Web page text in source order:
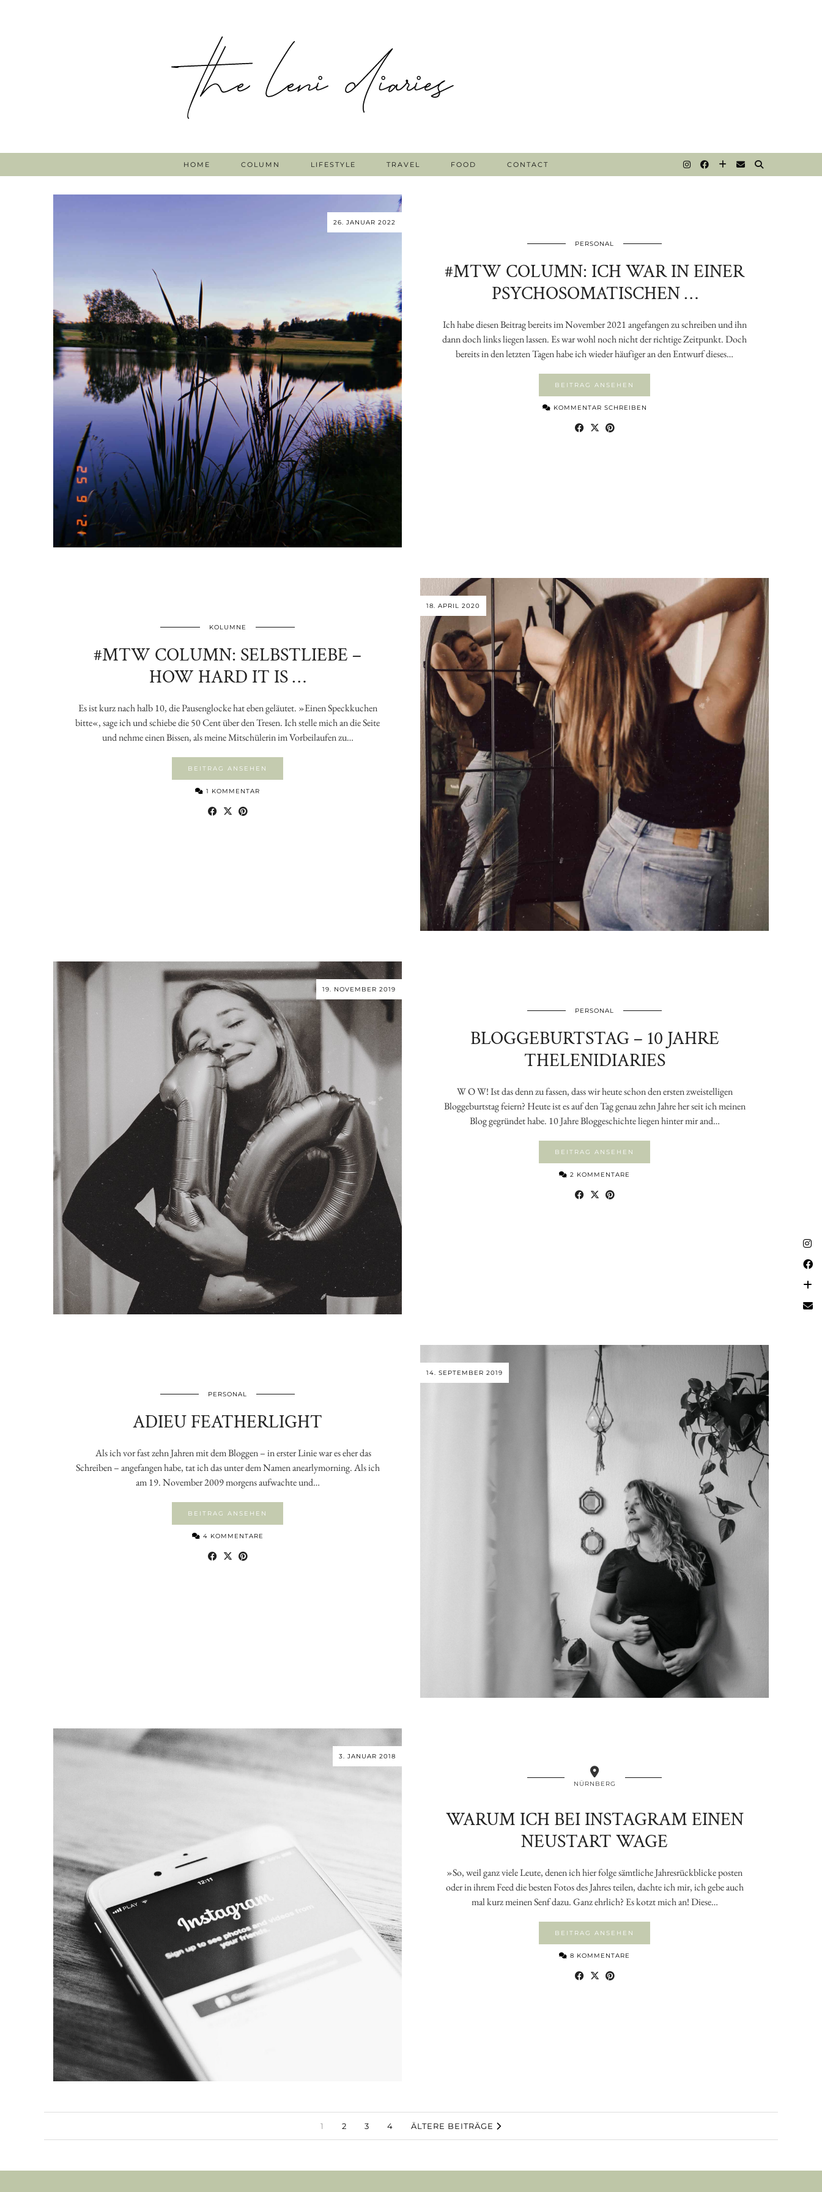
HOME COLUMN LIFESTYLE TRAVEL FOOD CONTACT
26. JANUAR 2022
PERSONAL
#MTW COLUMN: ICH WAR IN EINER
PSYCHOSOMATISCHEN …
Ich habe diesen Beitrag bereits im November 2021 angefangen zu schreiben und ihn
dann doch links liegen lassen. Es war wohl noch nicht der richtige Zeitpunkt. Doch
bereits in den letzten Tagen habe ich wieder häufiger an den Entwurf dieses…
BEITRAG ANSEHEN
KOMMENTAR SCHREIBEN
18. APRIL 2020
KOLUMNE
#MTW COLUMN: SELBSTLIEBE –
HOW HARD IT IS …
Es ist kurz nach halb 10, die Pausenglocke hat eben geläutet. »Einen Speckkuchen
bitte«, sage ich und schiebe die 50 Cent über den Tresen. Ich stelle mich an die Seite
und nehme einen Bissen, als meine Mitschülerin im Vorbeilaufen zu…
BEITRAG ANSEHEN
1 KOMMENTAR
19. NOVEMBER 2019
PERSONAL
BLOGGEBURTSTAG – 10 JAHRE
THELENIDIARIES
W O W! Ist das denn zu fassen, dass wir heute schon den ersten zweistelligen
Bloggeburtstag feiern? Heute ist es auf den Tag genau zehn Jahre her seit ich meinen
Blog gegründet habe. 10 Jahre Bloggeschichte liegen hinter mir and…
BEITRAG ANSEHEN
2 KOMMENTARE
14. SEPTEMBER 2019
PERSONAL
ADIEU FEATHERLIGHT
Als ich vor fast zehn Jahren mit dem Bloggen – in erster Linie war es eher das
Schreiben – angefangen habe, tat ich das unter dem Namen anearlymorning. Als ich
am 19. November 2009 morgens aufwachte und…
BEITRAG ANSEHEN
4 KOMMENTARE
3. JANUAR 2018
NÜRNBERG
WARUM ICH BEI INSTAGRAM EINEN
NEUSTART WAGE
»So, weil ganz viele Leute, denen ich hier folge sämtliche Jahresrückblicke posten
oder in ihrem Feed die besten Fotos des Jahres teilen, dachte ich mir, ich gebe auch
mal kurz meinen Senf dazu. Ganz ehrlich? Es kotzt mich an! Diese…
BEITRAG ANSEHEN
8 KOMMENTARE
1 2 3 4 ÄLTERE BEITRÄGE